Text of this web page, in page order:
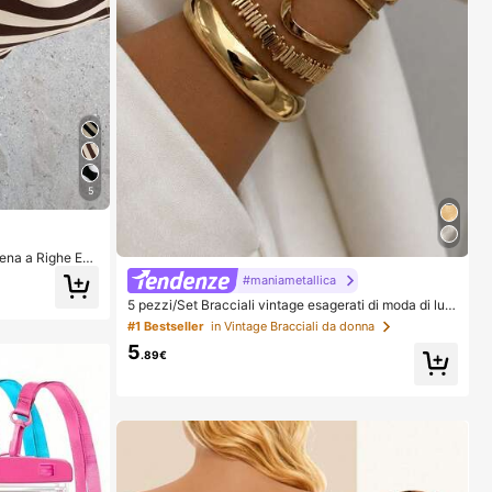
5
a Righe Esti
Vacanza, Ou
#maniametallica
5 pezzi/Set Bracciali vintage esagerati di moda di lus
so con design geometrico in metallo dorato, bracciali
aperti regolabili, bracciali elastici con perline impilabil
i, adatti per l'uso quotidiano delle donne e come regali
#1 Bestseller in Vintage Bracciali da donna
5.89€